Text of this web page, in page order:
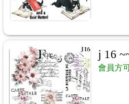
j 16
會員方